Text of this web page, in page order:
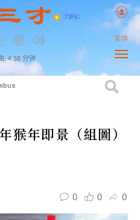
73F| C
, 4:38 分钟
繁体
猴年即景（組圖）
0 0 0